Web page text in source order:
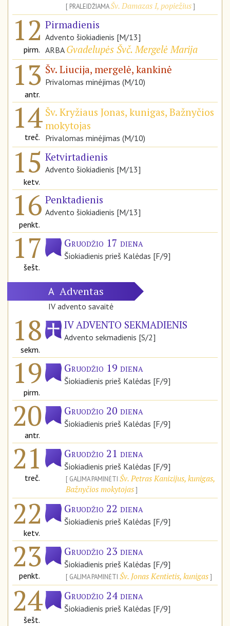
PRALEIDŽIAMAŠv. Damazas I, popiežius
12
pirm.
Pirmadienis
Advento šiokiadienis [M/13]
ARBA Gvadelupės Švč. Mergelė Marija
13
antr.
Šv. Liucija, mergelė, kankinė
Privalomas minėjimas (M/10)
14
treč.
Šv. Kryžiaus Jonas, kunigas, Bažnyčios
mokytojas
Privalomas minėjimas (M/10)
15
ketv.
Ketvirtadienis
Advento šiokiadienis [M/13]
16
penkt.
Penktadienis
Advento šiokiadienis [M/13]
17
šešt.
Gruodžio 17 diena
Šiokiadienis prieš Kalėdas [F/9]
A Adventas
IV advento savaitė
18
sekm.
IV ADVENTO SEKMADIENIS
Advento sekmadienis [S/2]
19
pirm.
Gruodžio 19 diena
Šiokiadienis prieš Kalėdas [F/9]
20
antr.
Gruodžio 20 diena
Šiokiadienis prieš Kalėdas [F/9]
21
treč.
Gruodžio 21 diena
Šiokiadienis prieš Kalėdas [F/9]
GALIMA PAMINĖTI Šv. Petras Kanizijus, kunigas,
Bažnyčios mokytojas
22
ketv.
Gruodžio 22 diena
Šiokiadienis prieš Kalėdas [F/9]
23
penkt.
Gruodžio 23 diena
Šiokiadienis prieš Kalėdas [F/9]
GALIMA PAMINĖTI Šv. Jonas Kentietis, kunigas
24
šešt.
Gruodžio 24 diena
Šiokiadienis prieš Kalėdas [F/9]